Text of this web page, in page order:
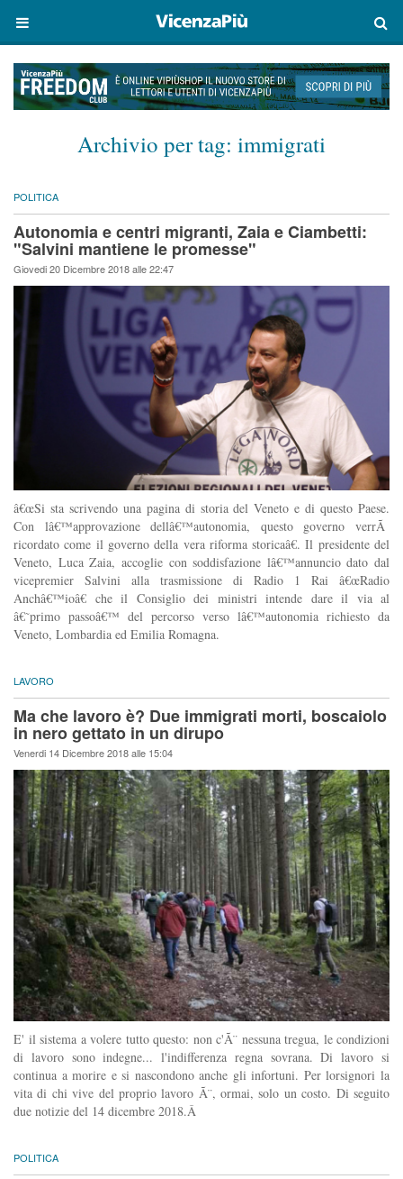
Archivio per tag: immigrati
POLITICA
Autonomia e centri migranti, Zaia e Ciambetti:
"Salvini mantiene le promesse"
Giovedi 20 Dicembre 2018 alle 22:47
â€œSi sta scrivendo una pagina di storia del Veneto e di questo Paese.
Con lâ€™approvazione dellâ€™autonomia, questo governo verrÃ
ricordato come il governo della vera riforma storicaâ€. Il presidente del
Veneto, Luca Zaia, accoglie con soddisfazione lâ€™annuncio dato dal
vicepremier Salvini alla trasmissione di Radio 1 Rai â€œRadio
Anchâ€™ioâ€ che il Consiglio dei ministri intende dare il via al
â€˜primo passoâ€™ del percorso verso lâ€™autonomia richiesto da
Veneto, Lombardia ed Emilia Romagna.
LAVORO
Ma che lavoro è? Due immigrati morti, boscaiolo
in nero gettato in un dirupo
Venerdi 14 Dicembre 2018 alle 15:04
E' il sistema a volere tutto questo: non c'Ã¨ nessuna tregua, le condizioni
di lavoro sono indegne... l'indifferenza regna sovrana. Di lavoro si
continua a morire e si nascondono anche gli infortuni. Per lorsignori la
vita di chi vive del proprio lavoro Ã¨, ormai, solo un costo. Di seguito
due notizie del 14 dicembre 2018.Â
POLITICA